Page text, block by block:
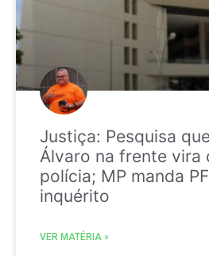
Justiça: Pesquisa
Álvaro na frente vira
polícia; MP manda
inquérito
VER MATÉRIA »